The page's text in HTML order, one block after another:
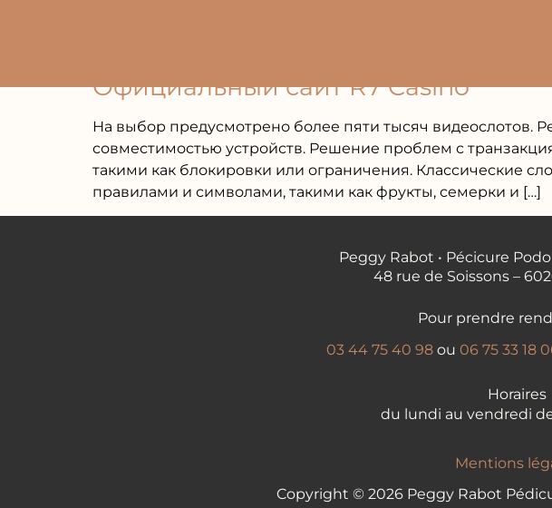
Официальный сайт R7 Casino
На выбор предусмотрено более пяти тысяч видеослотов.
совместимостью устройств. Решение проблем с
такими как блокировки или ограничения. Классические
правилами и символами, такими как фрукты, семерки и […]
Peggy Rabot • Pécicure
48 rue de Soissons –
Pour prendre
03 44 75 40 98ou 06 75 33 18
Horaires
du lundi au vendredi
Mentions
Copyright © 2026 Peggy Rabot